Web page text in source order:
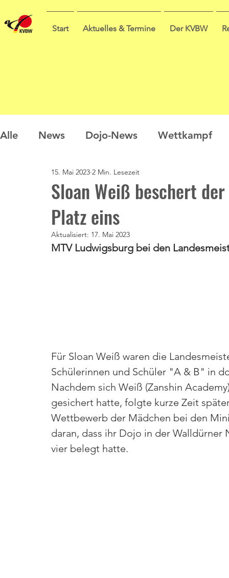
Start Aktuelles & Termine Der KVBW
Alle News Dojo-News Wettkampf
Nachwuchs Prüfungen
Sommercamp Umfrage
Sloan Weiß beschert
Platz eins
15. Mai 2023 2 Min. Lesezeit
Aktualisiert: 17. Mai 2023
MTV Ludwigsburg bei den
Für Sloan Weiß waren die
Schülerinnen und Schüler "A & B" in
Nachdem sich Weiß (Zanshin
gesichert hatte, folgte kurze Zeit
Wettbewerb der Mädchen bei den
daran, dass ihr Dojo in der
vier belegt hatte.